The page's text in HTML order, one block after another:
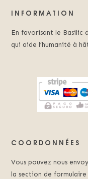
INFORMATION
En favorisant le Basilic
qui aide l’humanité à
COORDONNÉES
Vous pouvez nous
la section de